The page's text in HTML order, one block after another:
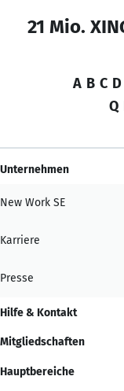
21 Mio.
A B C D
Q
Unternehmen
New Work SE
Karriere
Presse
Hilfe & Kontakt
Mitgliedschaften
Hauptbereiche